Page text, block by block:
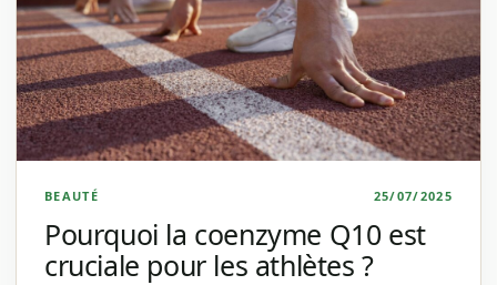
BEAUTÉ 25/07/2025
Pourquoi la coenzyme Q10 est
cruciale pour les athlètes ?